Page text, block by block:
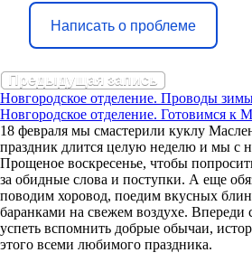
Написать о проблеме
Предыдущая запись
Новгородское отделение. Проводы
Новгородское отделение. Готовимся к
18 февраля мы смастерили куклу
праздник длится целую неделю и мы с
Прощеное воскресенье, чтобы
за обидные слова и поступки. А еще
поводим хоровод, поедим вкусных
баранками на свежем воздухе. Впереди
успеть вспомнить добрые обычаи,
этого всеми любимого праздника.